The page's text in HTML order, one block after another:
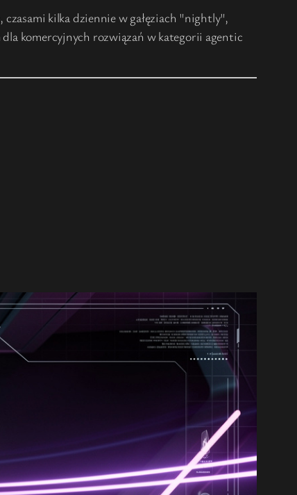
kilka dziennie w gałęziach "nightly",
komercyjnych rozwiązań w kategorii agentic